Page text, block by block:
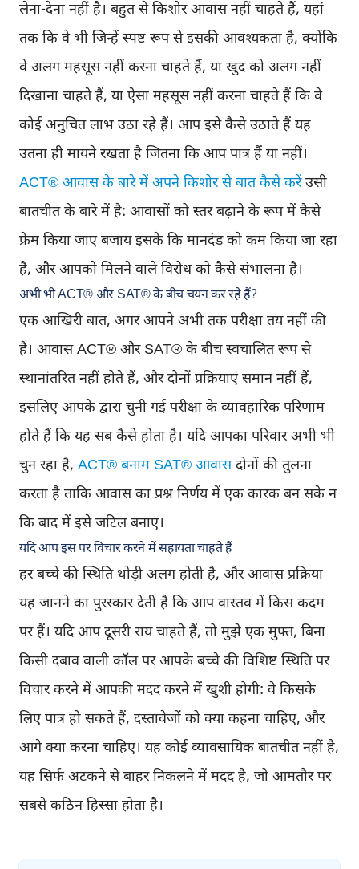
लेना-देना नहीं है। बहुत से किशोर आवास नहीं चाहते हैं, यहां
तक कि वे भी जिन्हें स्पष्ट रूप से इसकी आवश्यकता है, क्योंकि
वे अलग महसूस नहीं करना चाहते हैं, या खुद को अलग नहीं
दिखाना चाहते हैं, या ऐसा महसूस नहीं करना चाहते हैं कि वे
कोई अनुचित लाभ उठा रहे हैं। आप इसे कैसे उठाते हैं यह
उतना ही मायने रखता है जितना कि आप पात्र हैं या नहीं।
ACT® आवास के बारे में अपने किशोर से बात कैसे करेंउसी
बातचीत के बारे में है: आवासों को स्तर बढ़ाने के रूप में कैसे
फ्रेम किया जाए बजाय इसके कि मानदंड को कम किया जा रहा
है, और आपको मिलने वाले विरोध को कैसे संभालना है।
अभी भी ACT® और SAT® के बीच चयन कर रहे हैं?
एक आखिरी बात, अगर आपने अभी तक परीक्षा तय नहीं की
है। आवास ACT® और SAT® के बीच स्वचालित रूप से
स्थानांतरित नहीं होते हैं, और दोनों प्रक्रियाएं समान नहीं हैं,
इसलिए आपके द्वारा चुनी गई परीक्षा के व्यावहारिक परिणाम
होते हैं कि यह सब कैसे होता है। यदि आपका परिवार अभी भी
चुन रहा है, ACT® बनाम SAT® आवासदोनों की तुलना
करता है ताकि आवास का प्रश्न निर्णय में एक कारक बन सके न
कि बाद में इसे जटिल बनाए।
यदि आप इस पर विचार करने में सहायता चाहते हैं
हर बच्चे की स्थिति थोड़ी अलग होती है, और आवास प्रक्रिया
यह जानने का पुरस्कार देती है कि आप वास्तव में किस कदम
पर हैं। यदि आप दूसरी राय चाहते हैं, तो मुझे एक मुफ्त, बिना
किसी दबाव वाली कॉल पर आपके बच्चे की विशिष्ट स्थिति पर
विचार करने में आपकी मदद करने में खुशी होगी: वे किसके
लिए पात्र हो सकते हैं, दस्तावेजों को क्या कहना चाहिए, और
आगे क्या करना चाहिए। यह कोई व्यावसायिक बातचीत नहीं है,
यह सिर्फ अटकने से बाहर निकलने में मदद है, जो आमतौर पर
सबसे कठिन हिस्सा होता है।